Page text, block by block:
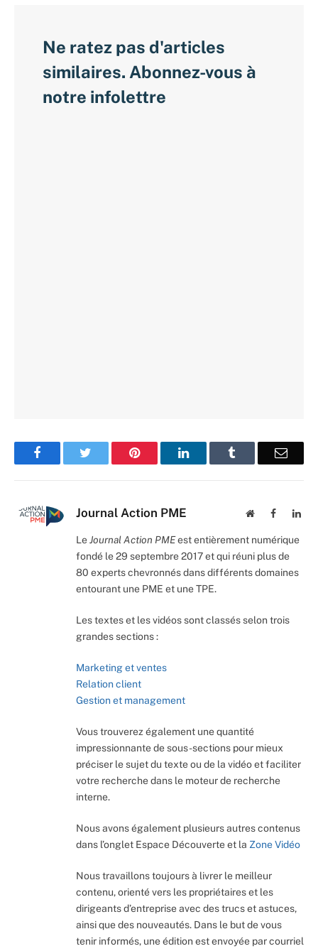
Ne ratez pas d'articles
similaires. Abonnez-vous à
notre infolettre
Facebook Pinterest LinkedIn Email
Journal Action PME WebsiteFacebook
LeJournal Action PMEest entièrement numérique
fondé le 29 septembre 2017 et qui réuni plus de
80 experts chevronnés dans différents domaines
entourant une PME et une TPE.
Les textes et les vidéos sont classés selon trois
grandes sections :
Marketing et ventes
Relation client
Gestion et management
Vous trouverez également une quantité
impressionnante de sous-sections pour mieux
préciser le sujet du texte ou de la vidéo et faciliter
votre recherche dans le moteur de recherche
interne.
Nous avons également plusieurs autres contenus
dans l’onglet Espace Découverte et la Zone Vidéo
Nous travaillons toujours à livrer le meilleur
contenu, orienté vers les propriétaires et les
dirigeants d’entreprise avec des trucs et astuces,
ainsi que des nouveautés. Dans le but de vous
tenir informés, une édition est envoyée par courriel